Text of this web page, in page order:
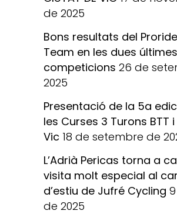
de 2025
Bons resultats del
Team en les dues últimes
competicions 26 de
2025
Presentació de la 5a
les Curses 3 Turons BTT
Vic 18 de setembre de
L’Adrià Pericas torna a
visita molt especial al
d’estiu de Jufré Cycling
de 2025